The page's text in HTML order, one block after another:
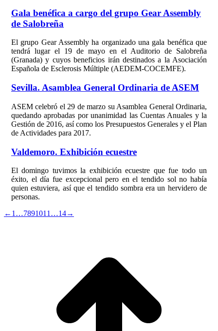
Gala benéfica a cargo del grupo Gear Assembly
de Salobreña
El grupo Gear Assembly ha organizado una gala benéfica que
tendrá lugar el 19 de mayo en el Auditorio de Salobreña
(Granada) y cuyos beneficios irán destinados a la Asociación
Española de Esclerosis Múltiple (AEDEM-COCEMFE).
Sevilla. Asamblea General Ordinaria de ASEM
ASEM celebró el 29 de marzo su Asamblea General Ordinaria,
quedando aprobadas por unanimidad las Cuentas Anuales y la
Gestión de 2016, así como los Presupuestos Generales y el Plan
de Actividades para 2017.
Valdemoro. Exhibición ecuestre
El domingo tuvimos la exhibición ecuestre que fue todo un
éxito, el día fue excepcional pero en el tendido sol no había
quien estuviera, así que el tendido sombra era un hervidero de
personas.
← 1 …7891011 …14→